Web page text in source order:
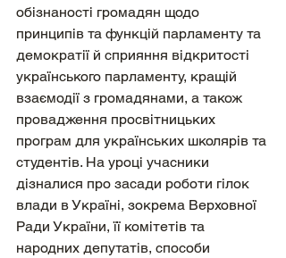
обізнаності громадян щодо
принципів та функцій парламенту та
демократії й сприяння відкритості
українського парламенту, кращій
взаємодії з громадянами, а також
провадження просвітницьких
програм для українських школярів та
студентів. На уроці учасники
дізналися про засади роботи гілок
влади в Україні, зокрема Верховної
Ради України, її комітетів та
народних депутатів, способи